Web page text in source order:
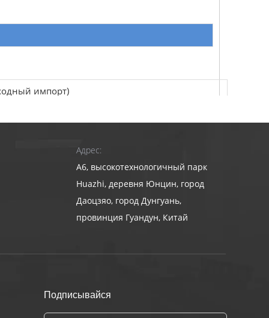
импорт)
Адрес:
A6, высокотехнологичный парк
Huazhi, деревня Юнцин, город
Даоцзяо, город Дунгуань,
провинция Гуандун, Китай
Подписывайся